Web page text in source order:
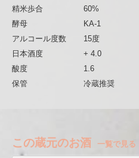
精米歩合
60%
酵母
KA-1
アルコール度数
15度
日本酒度
+ 4.0
酸度
1.6
保管
冷蔵推奨
この蔵元のお酒 一覧で見る